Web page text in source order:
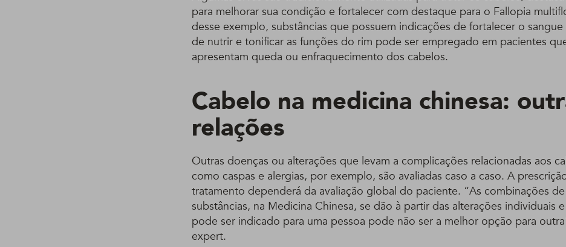
para melhorar sua condição e fortalecer com destaque para o Fallopia
desse exemplo, substâncias que possuem indicações de fortalecer o
de nutrir e tonificar as funções do rim pode ser empregado em pacientes
apresentam queda ou enfraquecimento dos cabelos.
Cabelo na medicina chinesa:
relações
Outras doenças ou alterações que levam a complicações relacionadas aos
como caspas e alergias, por exemplo, são avaliadas caso a caso. A
tratamento dependerá da avaliação global do paciente. “As combinações
substâncias, na Medicina Chinesa, se dão à partir das alterações individuais
pode ser indicado para uma pessoa pode não ser a melhor opção para
expert.